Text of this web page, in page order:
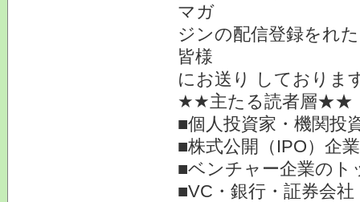
マガ
ジンの配信登録をれ
皆様
にお送り しておりま
★★主たる読者層★★
■個人投資家・機関投
■株式公開（IPO）企
■ベンチャー企業のト
■VC・銀行・証券会